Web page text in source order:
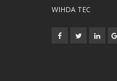
WIHDA TEC